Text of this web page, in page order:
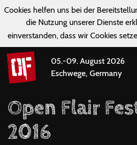
Cookies helfen uns bei der
die Nutzung unserer Dienste
einverstanden, dass wir Cookies
05.-09. August 2026
Eschwege, Germany
Open Flair
2016